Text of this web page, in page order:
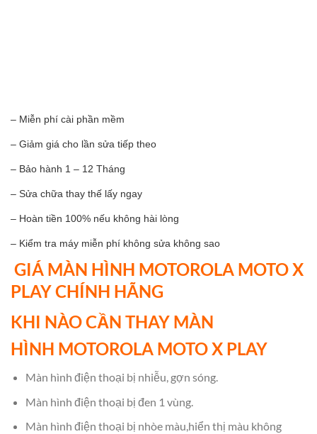
– Miễn phí cài phần mềm
– Giảm giá cho lần sửa tiếp theo
– Bảo hành 1 – 12 Tháng
– Sửa chữa thay thế lấy ngay
– Hoàn tiền 100% nếu không hài lòng
– Kiểm tra máy miễn phí không sửa không sao
GIÁ MÀN HÌNH MOTOROLA MOTO X
PLAY CHÍNH HÃNG
KHI NÀO CẦN THAY MÀN
HÌNH MOTOROLA MOTO X PLAY
Màn hình điện thoại bị nhiễu, gợn sóng.
Màn hình điện thoại bị đen 1 vùng.
Màn hình điện thoại bị nhòe màu,hiển thị màu không